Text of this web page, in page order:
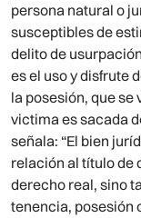
persona natural o
susceptibles de
delito de
es el uso y disfrute
la posesión, que
victima es sacada
señala: “El bien
relación al título de
derecho real, sino
tenencia, posesión